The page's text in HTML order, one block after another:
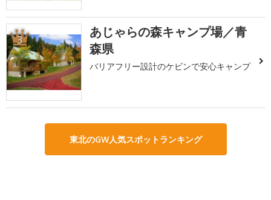
3
あじゃらの森キャンプ場／青
森県
バリアフリー設計のケビンで安心キャンプ
東北のGW人気スポットランキング